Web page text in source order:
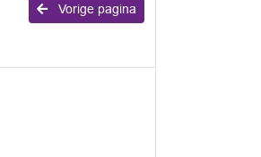
Vorige pagina